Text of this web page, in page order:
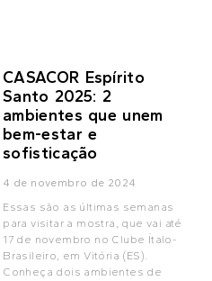
CASACOR Espírito
Santo 2025: 2
ambientes que unem
bem-estar e
sofisticação
4 de novembro de 2024
Essas são as últimas semanas
para visitar a mostra, que vai até
17 de novembro no Clube Ítalo-
Brasileiro, em Vitória (ES).
Conheça dois ambientes de